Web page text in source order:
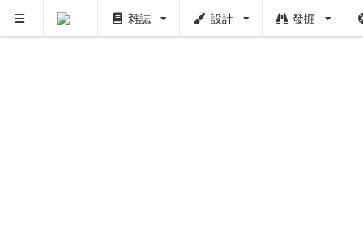
雜誌 設計 發掘